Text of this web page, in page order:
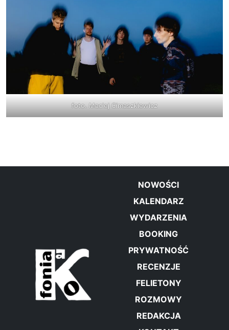
foto. Maciej Cimaszkiewicz
NOWOŚCI
KALENDARZ
WYDARZENIA
BOOKING
PRYWATNOŚĆ
RECENZJE
FELIETONY
ROZMOWY
REDAKCJA